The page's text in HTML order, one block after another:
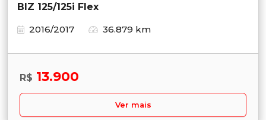
BIZ 125/125i Flex
2016/2017
36.879 km
R$ 13.900
Ver mais